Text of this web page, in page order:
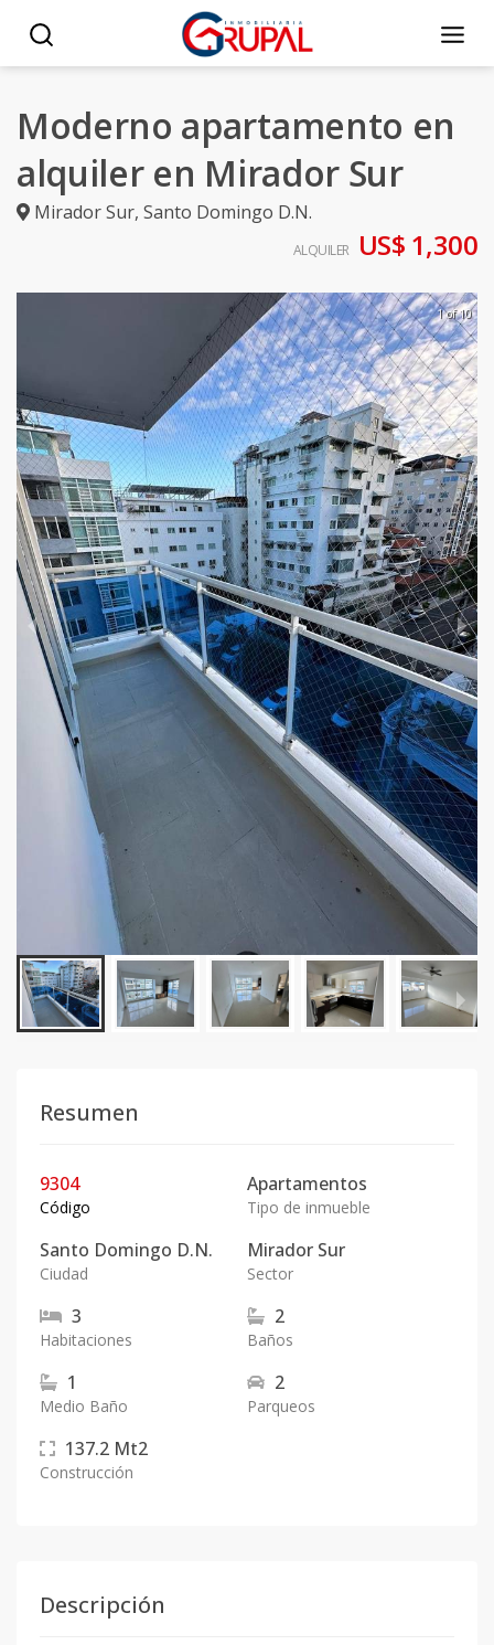
Moderno apartamento en
alquiler en Mirador Sur
Mirador Sur, Santo Domingo D.N.
ALQUILER US$ 1,300
1 of 10
Resumen
9304
Código
Apartamentos
Tipo de inmueble
Santo Domingo D.N.
Ciudad
Mirador Sur
Sector
3
Habitaciones
2
Baños
1
Medio Baño
2
Parqueos
137.2 Mt2
Construcción
Descripción